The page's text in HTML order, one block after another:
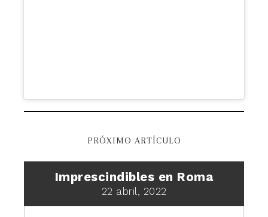
PRÓXIMO ARTÍCULO
Imprescindibles en Roma
22 abril, 2022